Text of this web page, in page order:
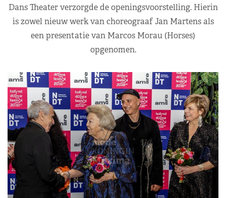
Dans Theater verzorgde de openingsvoorstelling. Hierin
is zowel nieuw werk van choreograaf Jan Martens als
een presentatie van Marcos Morau (Horses)
opgenomen.